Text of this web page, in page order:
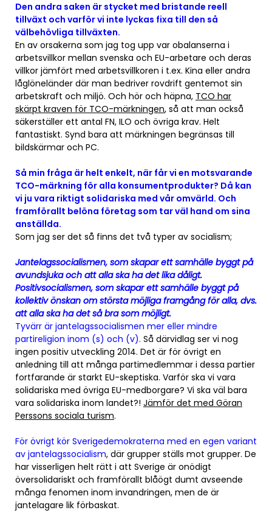
Den andra saken är stycket med bristande reell
tillväxt och varför vi inte lyckas fixa till den så
välbehövliga tillväxten.
En av orsakerna som jag tog upp var obalanserna i
arbetsvillkor mellan svenska och EU-arbetare och deras
villkor jämfört med arbetsvillkoren i t.ex. Kina eller andra
låglöneländer där man bedriver rovdrift gentemot sin
arbetskraft och miljö. Och hör och häpna, TCO har
skärpt kraven för TCO-märkningen, så att man också
säkerställer ett antal FN, ILO och övriga krav. Helt
fantastiskt. Synd bara att märkningen begränsas till
bildskärmar och PC.
Så min fråga är helt enkelt, när får vi en motsvarande
TCO-märkning för alla konsumentprodukter? Då kan
vi ju vara riktigt solidariska med vår omvärld. Och
framförallt belöna företag som tar väl hand om sina
anställda.
Som jag ser det så finns det två typer av socialism;
Jantelagssocialismen, som skapar ett samhälle byggt på
avundsjuka och att alla ska ha det lika dåligt.
Positivsocialismen, som skapar ett samhälle byggt på
kollektiv önskan om största möjliga framgång för alla, dvs.
att alla ska ha det så bra som möjligt.
Tyvärr är jantelagssocialismen mer eller mindre
partireligion inom (s) och (v). Så därvidlag ser vi nog
ingen positiv utveckling 2014. Det är för övrigt en
anledning till att många partimedlemmar i dessa partier
fortfarande är starkt EU-skeptiska. Varför ska vi vara
solidariska med övriga EU-medborgare? Vi ska väl bara
vara solidariska inom landet?! Jämför det med Göran
Perssons sociala turism.
För övrigt kör Sverigedemokraterna med en egen variant
av jantelagssocialism, där grupper ställs mot grupper. De
har visserligen helt rätt i att Sverige är onödigt
översolidariskt och framförallt blåögt dumt avseende
många fenomen inom invandringen, men de är
jantelagare lik förbaskat.